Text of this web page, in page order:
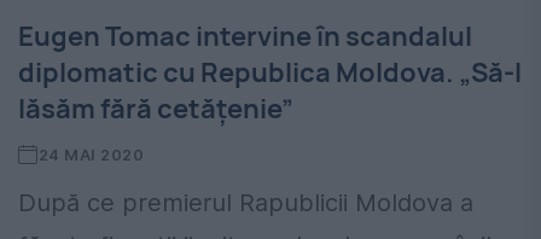
Eugen Tomac intervine în scandalul
diplomatic cu Republica Moldova. „Să-l
lăsăm fără cetățenie”
24 MAI 2020
După ce premierul Rapublicii Moldova a